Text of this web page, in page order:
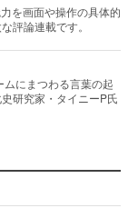
を画面や操作の具体的
評論連載です。
にまつわる言葉の起
研究家・タイニーP氏